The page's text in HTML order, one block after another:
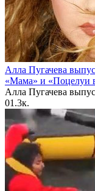
Алла Пугачева
«Мама» и «Поцелуи
Алла Пугачева
01.3к.